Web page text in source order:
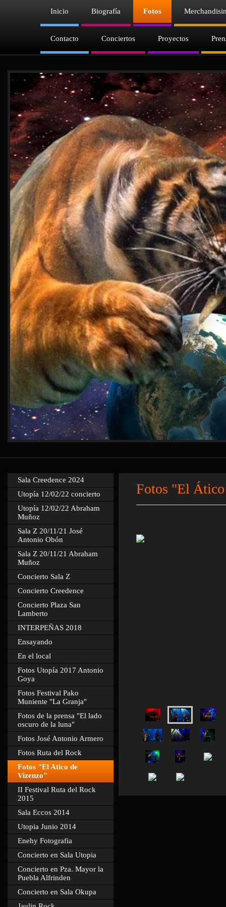
Inicio Biografía Fotos
Contacto Conciertos Proyectos
Sala Creedence 2024
Utopía 12/02/22 concierto
Utopía 12/02/22 Abraham
Muñoz
Sala Z 20/11/21 José
Antonio Obón
Sala Z 20/11/21 Abraham
Muñoz
Concierto Sala Z
Concierto Creedence
Concierto Plaza San
Lamberto
INTERPEÑAS 2018
Ensayando
En el local
Fotos Utopía 2017 Antonio
Goya
Fotos Festival Pako
Muniente "La Granja"
Fotos de la prensa "El lado
oscuro de la luna"
Fotos José Antonio Armero
Fotos Ruta del Rock
Fotos "El Atico de
Vizenzo"
II Festival Ruta del Rock
2015
Sala Eccos 2014
Utopia Junio 2014
Enehy Fotografia
Concierto en Sala Utopia
Concierto en Pza. Mayor la
Puebla Alfrinden
Concierto en Sala Okupa
Fotos "El